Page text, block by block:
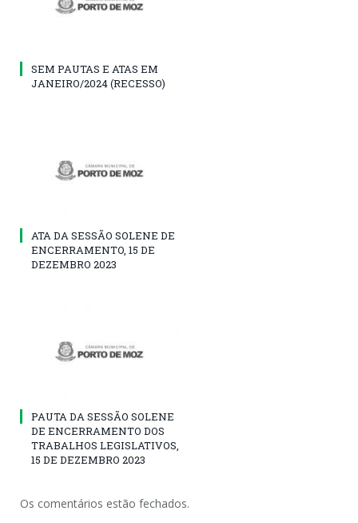
SEM PAUTAS E ATAS EM
JANEIRO/2024 (RECESSO)
ATA DA SESSÃO SOLENE DE
ENCERRAMENTO, 15 DE
DEZEMBRO 2023
PAUTA DA SESSÃO SOLENE
DE ENCERRAMENTO DOS
TRABALHOS LEGISLATIVOS,
15 DE DEZEMBRO 2023
Os comentários estão fechados.